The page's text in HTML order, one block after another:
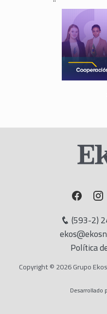
(593-2)
Política
Copyright © 2026 Grupo
Desarrollado